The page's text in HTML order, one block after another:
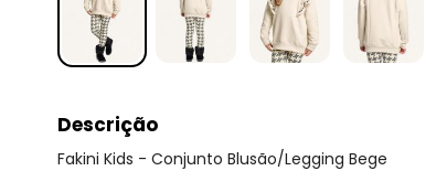
Descrição
Fakini Kids - Conjunto Blusão/Legging Bege